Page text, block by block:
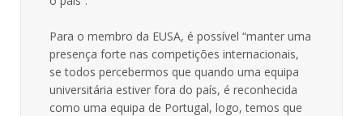
Para o membro da EUSA, é possível “manter uma
presença forte nas competições internacionais,
se todos percebermos que quando uma equipa
universitária estiver fora do país, é reconhecida
como uma equipa de Portugal, logo, temos que